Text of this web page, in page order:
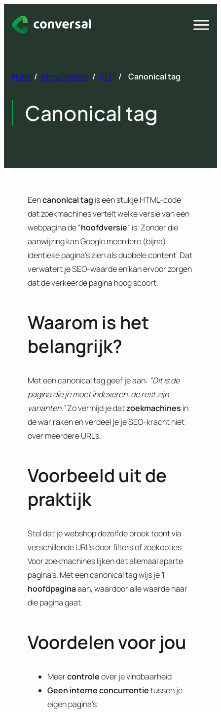
naar
Open
Home/ Encyclopedie / SEO / Canonical tag
Canonical tag
Eencanonical tag is een stukje HTML-code
dat zoekmachines vertelt welke versie van een
webpagina de “hoofdversie” is. Zonder die
aanwijzing kan Google meerdere (bijna)
identieke pagina’s zien als dubbele content. Dat
verwatert je SEO-waarde en kan ervoor zorgen
dat de verkeerde pagina hoog scoort.
Waarom is het
belangrijk?
Met een canonical tag geef je aan: “Dit is de
pagina die je moet indexeren, de rest zijn
varianten.”Zo vermijd je datzoekmachines in
de war raken en verdeel je je SEO-kracht niet
over meerdere URL’s.
Voorbeeld uit de
praktijk
Stel dat je webshop dezelfde broek toont via
verschillende URL’s door filters of zoekopties.
Voor zoekmachines lijken dat allemaal aparte
pagina’s. Met een canonical tag wijs je1
hoofdpaginaaan, waardoor alle waarde naar
die pagina gaat.
Voordelen voor jou
Meercontroleover je vindbaarheid
Geen interneconcurrentietussen je
eigen pagina’s